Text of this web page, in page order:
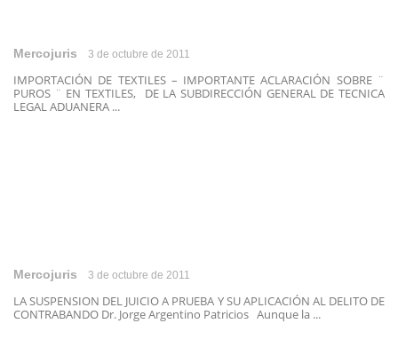
Mercojuris 3 de octubre de 2011
IMPORTACIÓN DE TEXTILES – IMPORTANTE ACLARACIÓN SOBRE ¨
PUROS ¨ EN TEXTILES, DE LA SUBDIRECCIÓN GENERAL DE TECNICA
LEGAL ADUANERA ...
Mercojuris 3 de octubre de 2011
LA SUSPENSION DEL JUICIO A PRUEBA Y SU APLICACIÓN AL DELITO DE
CONTRABANDO Dr. Jorge Argentino Patricios Aunque la ...